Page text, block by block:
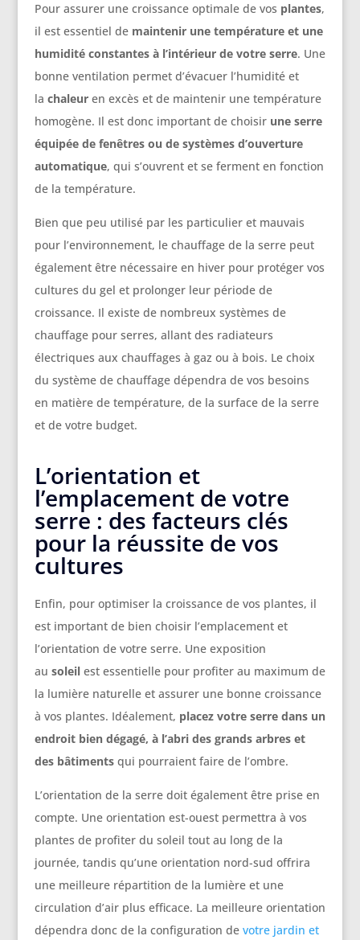
Pour assurer une croissance optimale de vos plantes,
il est essentiel de maintenir une température et une
humidité constantes à l’intérieur de votre serre. Une
bonne ventilation permet d’évacuer l’humidité et
la chaleuren excès et de maintenir une température
homogène. Il est donc important de choisir une serre
équipée de fenêtres ou de systèmes d’ouverture
automatique, qui s’ouvrent et se ferment en fonction
de la température.
Bien que peu utilisé par les particulier et mauvais
pour l’environnement, le chauffage de la serre peut
également être nécessaire en hiver pour protéger vos
cultures du gel et prolonger leur période de
croissance. Il existe de nombreux systèmes de
chauffage pour serres, allant des radiateurs
électriques aux chauffages à gaz ou à bois. Le choix
du système de chauffage dépendra de vos besoins
en matière de température, de la surface de la serre
et de votre budget.
L’orientation et
l’emplacement de votre
serre : des facteurs clés
pour la réussite de vos
cultures
Enfin, pour optimiser la croissance de vos plantes, il
est important de bien choisir l’emplacement et
l’orientation de votre serre. Une exposition
au soleilest essentielle pour profiter au maximum de
la lumière naturelle et assurer une bonne croissance
à vos plantes. Idéalement, placez votre serre dans un
endroit bien dégagé, à l’abri des grands arbres et
des bâtimentsqui pourraient faire de l’ombre.
L’orientation de la serre doit également être prise en
compte. Une orientation est-ouest permettra à vos
plantes de profiter du soleil tout au long de la
journée, tandis qu’une orientation nord-sud offrira
une meilleure répartition de la lumière et une
circulation d’air plus efficace. La meilleure orientation
dépendra donc de la configuration de votre jardin et